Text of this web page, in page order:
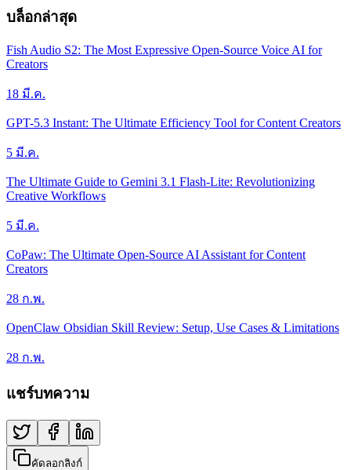
บล็อกล่าสุด
Fish Audio S2: The Most Expressive Open-Source Voice AI for
Creators
18 มี.ค.
GPT-5.3 Instant: The Ultimate Efficiency Tool for Content Creators
5 มี.ค.
The Ultimate Guide to Gemini 3.1 Flash-Lite: Revolutionizing
Creative Workflows
5 มี.ค.
CoPaw: The Ultimate Open-Source AI Assistant for Content
Creators
28 ก.พ.
OpenClaw Obsidian Skill Review: Setup, Use Cases & Limitations
28 ก.พ.
แชร์บทความ
คัดลอกลิงก์